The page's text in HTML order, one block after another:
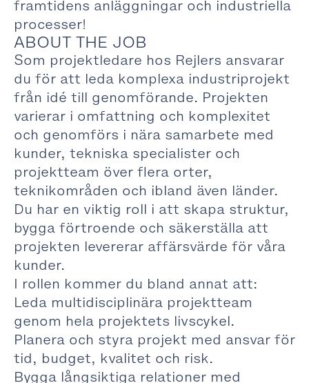
framtidens anläggningar och industriella
processer!
ABOUT THE JOB
Som projektledare hos Rejlers ansvarar
du för att leda komplexa industriprojekt
från idé till genomförande. Projekten
varierar i omfattning och komplexitet
och genomförs i nära samarbete med
kunder, tekniska specialister och
projektteam över flera orter,
teknikområden och ibland även länder.
Du har en viktig roll i att skapa struktur,
bygga förtroende och säkerställa att
projekten levererar affärsvärde för våra
kunder.
I rollen kommer du bland annat att:
Leda multidisciplinära projektteam
genom hela projektets livscykel.
Planera och styra projekt med ansvar för
tid, budget, kvalitet och risk.
Bygga långsiktiga relationer med